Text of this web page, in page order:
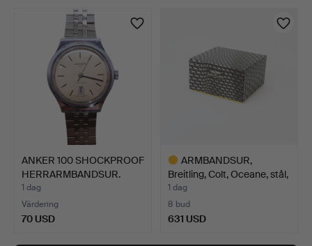
ANKER 100 SHOCKPROOF
HERRARMBANDSUR.
1 dag
Värdering
70 USD
ARMBANDSUR,
Breitling, Colt, Oceane, stål,
…
1 dag
8 bud
631 USD